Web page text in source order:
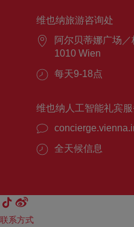
维也纳旅游咨询处
阿尔贝蒂娜广场
1010 Wien
每天9-18点
维也纳人工智能礼宾服
全天候信息
联系方式